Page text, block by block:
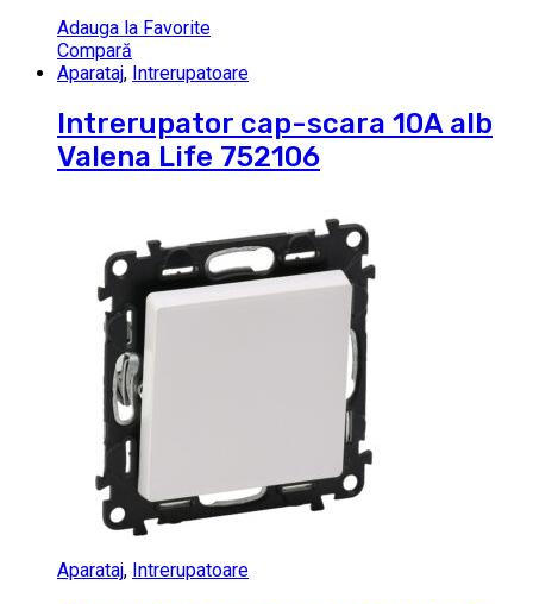
Adauga la Favorite
Compară
Aparataj, Intrerupatoare
Intrerupator cap-scara 10A alb
Valena Life 752106
Aparataj, Intrerupatoare